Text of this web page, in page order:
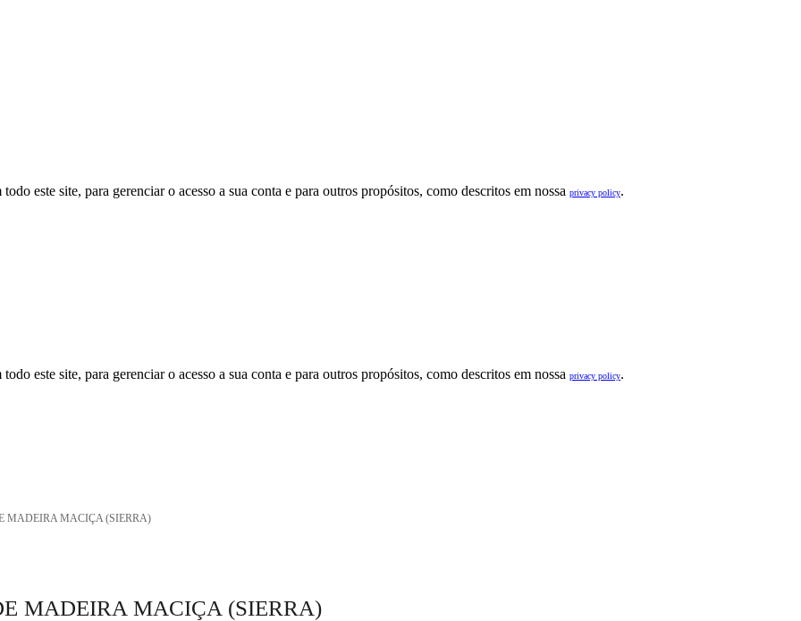
este site, para gerenciar o acesso a sua conta e para outros propósitos, como descritos em nossa privacy policy.
este site, para gerenciar o acesso a sua conta e para outros propósitos, como descritos em nossa privacy policy.
MADEIRA MACIÇA (SIERRA)
MADEIRA MACIÇA (SIERRA)